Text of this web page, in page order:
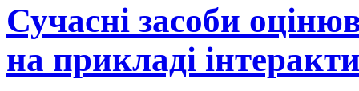
Сучасні засоби
на прикладі